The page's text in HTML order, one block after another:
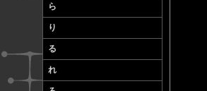
ら
り
る
れ